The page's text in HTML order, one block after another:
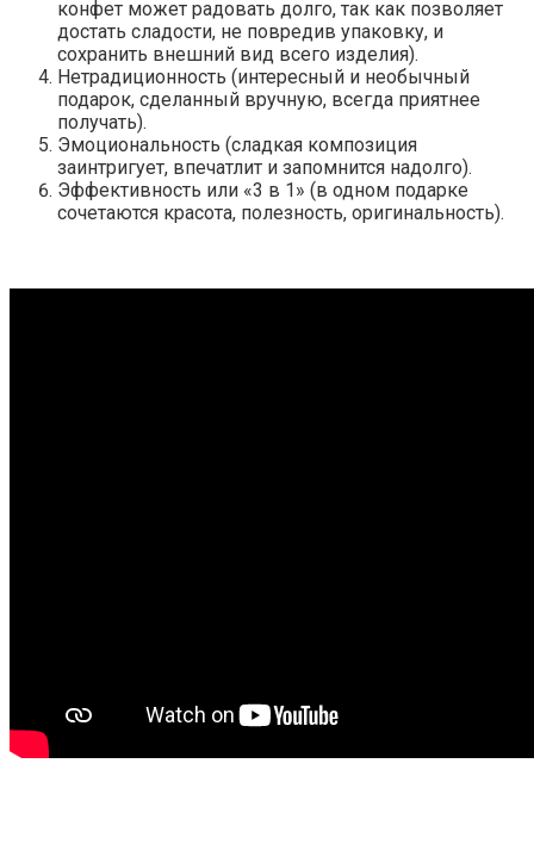
конфет может радовать долго, так как позволяет
достать сладости, не повредив упаковку, и
сохранить внешний вид всего изделия).
Нетрадиционность (интересный и необычный
подарок, сделанный вручную, всегда приятнее
получать).
Эмоциональность (сладкая композиция
заинтригует, впечатлит и запомнится надолго).
Эффективность или «3 в 1» (в одном подарке
сочетаются красота, полезность, оригинальность).